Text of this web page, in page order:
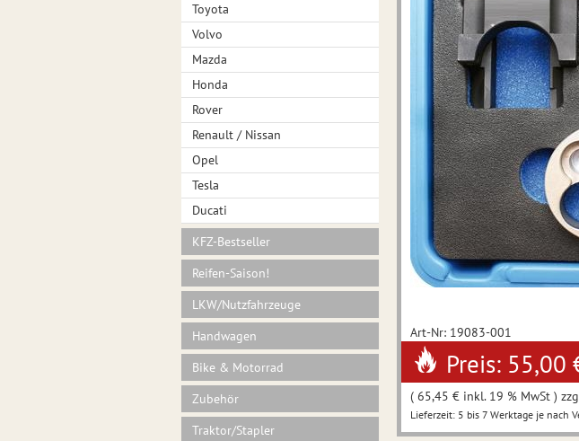
Toyota
Volvo
Mazda
Honda
Rover
Renault / Nissan
Opel
Tesla
Ducati
KFZ-Bestseller
Reifen-Saison!
LKW/Nutzfahrzeuge
Handwagen
Bike & Motorrad
Zubehör
Traktor/Stapler
Art-Nr: 19083-001
Preis: 55,00
( 65,45 € inkl. 19 % MwSt )
Lieferzeit: 5 bis 7 Werktage je nach